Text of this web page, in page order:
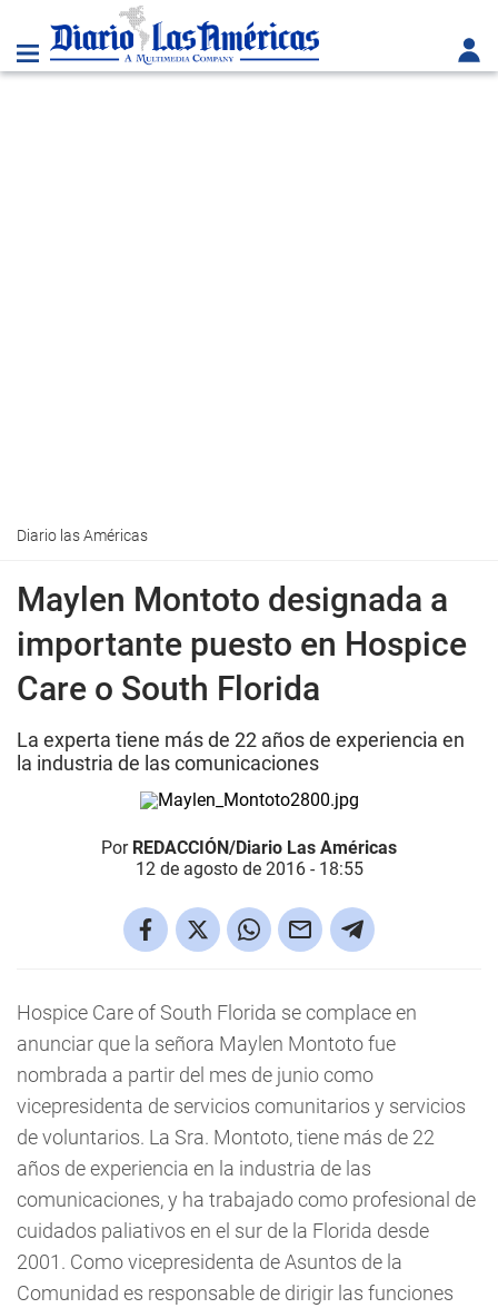
Diario las Américas
Maylen Montoto designada a
importante puesto en Hospice
Care o South Florida
La experta tiene más de 22 años de experiencia en
la industria de las comunicaciones
Por REDACCIÓN/Diario Las Américas
12 de agosto de 2016 - 18:55
Hospice Care of South Florida se complace en
anunciar que la señora Maylen Montoto fue
nombrada a partir del mes de junio como
vicepresidenta de servicios comunitarios y servicios
de voluntarios. La Sra. Montoto, tiene más de 22
años de experiencia en la industria de las
comunicaciones, y ha trabajado como profesional de
cuidados paliativos en el sur de la Florida desde
2001. Como vicepresidenta de Asuntos de la
Comunidad es responsable de dirigir las funciones